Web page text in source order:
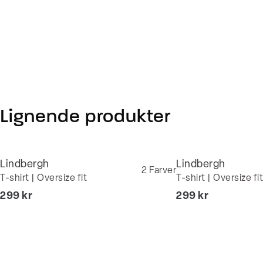
Lignende produkter
Lindbergh
T-shirt | Oversize fit
2 Farver
I alt (inkl. rabat)
299 kr
Lindbergh
T-shirt | Oversize fit
I alt (inkl. rabat)
299 kr